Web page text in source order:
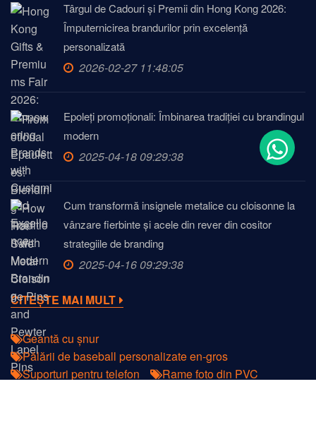
Târgul de Cadouri și Premii din Hong Kong 2026:
Împuternicirea brandurilor prin excelență
personalizată
2026-02-27 11:48:05
Epoleți promoționali: Îmbinarea tradiției cu brandingul
modern
2025-04-18 09:29:38
Cum transformă insignele metalice cu cloisonne la
vânzare fierbinte și acele din rever din cositor
strategiile de branding
2025-04-16 09:29:38
CITEȘTE MAI MULT
Geantă cu șnur
Pălării de baseball personalizate en-gros
Suporturi pentru telefon
Rame foto din PVC